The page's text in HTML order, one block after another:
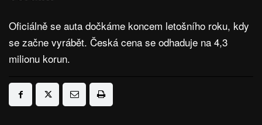
Oficiálně se auta dočkáme koncem letošního roku, kdy
se začne vyrábět. Česká cena se odhaduje na 4,3
milionu korun.